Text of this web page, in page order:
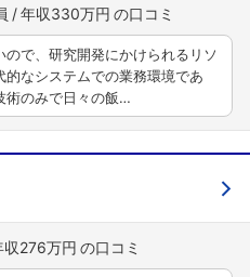
年収330万円
で、研究開発にかけられるリソ
的なシステムでの業務環境であ
術のみで日々の飯…
収276万円